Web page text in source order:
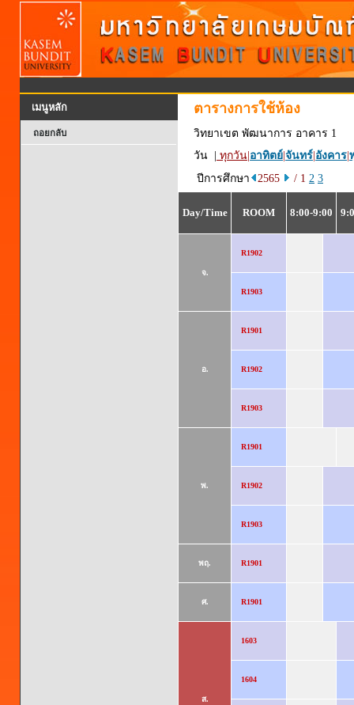
เมนูหลัก
ถอยกลับ
ตารางการใช้ห้อง
วิทยาเขต พัฒนาการ อาคาร 1
วัน |
ทุกวัน อาทิตย์ จันทร์ อังคาร
ปีการศึกษา
2565 / 1 2 3
Day/Time ROOM 8:00-9:00
จ.
R1902
R1903
อ.
R1901
R1902
R1903
พ.
R1901
R1902
R1903
พฤ. R1901
ศ. R1901
ส.
1603
1604